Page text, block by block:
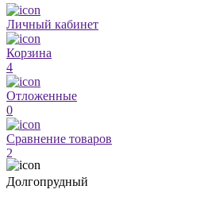
Личный кабинет
Корзина
4
Отложенные
0
Сравнение товаров
2
Долгопрудный